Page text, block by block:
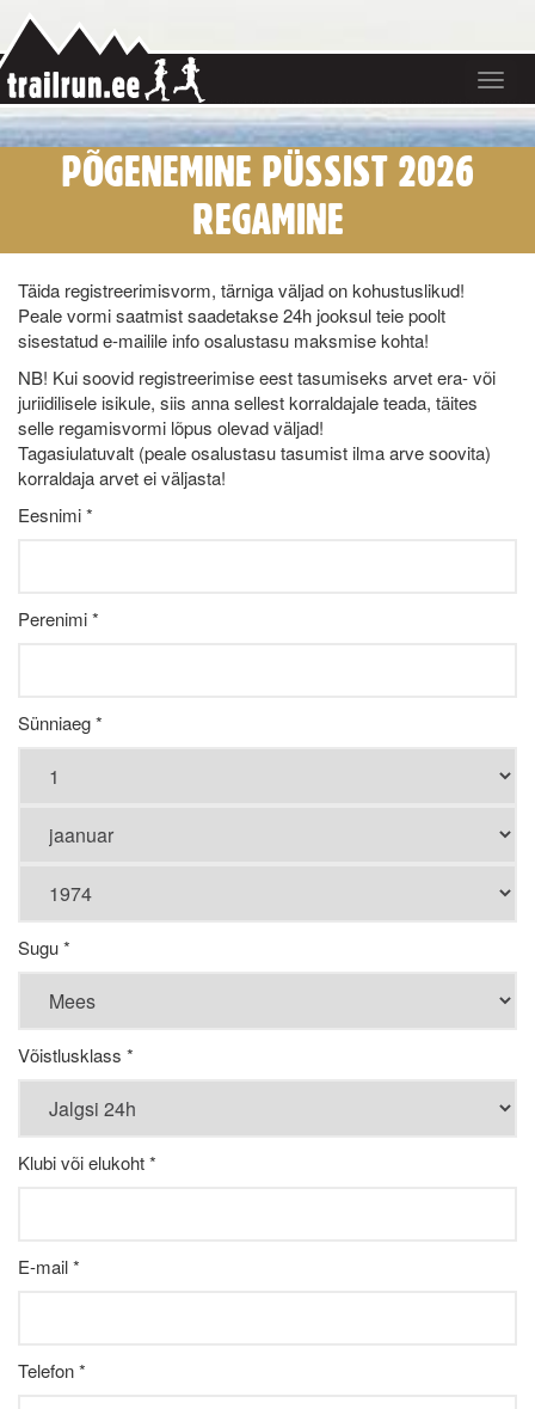
Toggle
PÕGENEMINE PÜSSIST 2026
REGAMINE
Täida registreerimisvorm, tärniga väljad on kohustuslikud!
Peale vormi saatmist saadetakse 24h jooksul teie poolt
sisestatud e-mailile info osalustasu maksmise kohta!
NB! Kui soovid registreerimise eest tasumiseks arvet era- või
juriidilisele isikule, siis anna sellest korraldajale teada, täites
selle regamisvormi lõpus olevad väljad!
Tagasiulatuvalt (peale osalustasu tasumist ilma arve soovita)
korraldaja arvet ei väljasta!
Eesnimi *
Perenimi *
Sünniaeg *
Sugu *
Võistlusklass *
Klubi või elukoht *
E-mail *
Telefon *